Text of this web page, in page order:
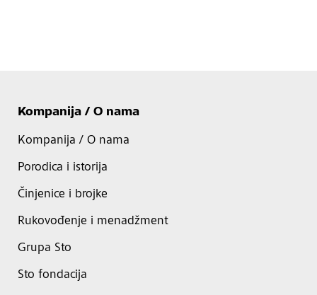
Kompanija / O nama
Kompanija / O nama
Porodica i istorija
Činjenice i brojke
Rukovođenje i menadžment
Grupa Sto
Sto fondacija